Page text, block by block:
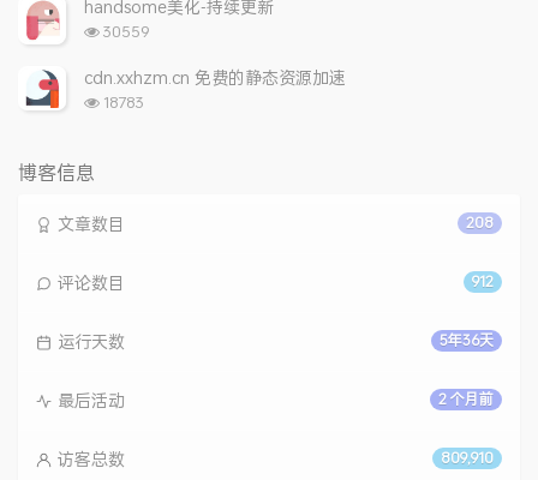
数:
handsome美化-持续更新
浏
次
数:
30559
cdn.xxhzm.cn 免费的静态资源加速
浏
18783
博客信息
208
文章数目
912
评论数目
5年36天
运行天数
2 个月前
最后活动
809,910
访客总数